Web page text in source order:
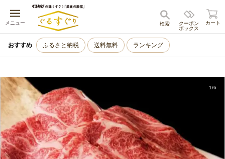
メニュー
キャンセル
クーポン
ボックス
検索 カート
おすすめ ふるさと納税 送料無料 ランキング
1/6